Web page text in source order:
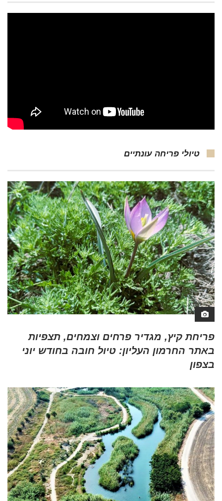
טיולי פריחה עונתיים
פריחת קיץ, מגדיר פרחים וצמחים, תצפיות
באתר החרמון העליון: טיול חובה בחודש יוני
בצפון